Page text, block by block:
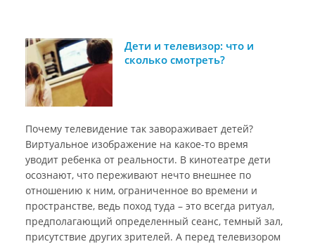
Дети и телевизор: что и
сколько смотреть?
Почему телевидение так завораживает детей?
Виртуальное изображение на какое-то время
уводит ребенка от реальности. В кинотеатре дети
осознают, что переживают нечто внешнее по
отношению к ним, ограниченное во времени и
пространстве, ведь поход туда – это всегда ритуал,
предполагающий определенный сеанс, темный зал,
присутствие других зрителей. А перед телевизором